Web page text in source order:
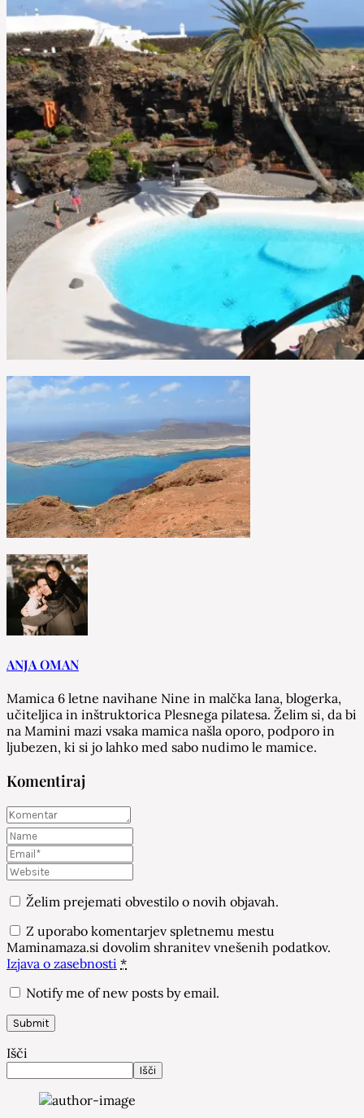
ANJA OMAN
Mamica 6 letne navihane Nine in malčka Iana, blogerka,
učiteljica in inštruktorica Plesnega pilatesa. Želim si, da bi
na Mamini mazi vsaka mamica našla oporo, podporo in
ljubezen, ki si jo lahko med sabo nudimo le mamice.
Komentiraj
Želim prejemati obvestilo o novih objavah.
Z uporabo komentarjev spletnemu mestu
Maminamaza.si dovolim shranitev vnešenih podatkov.
Izjava o zasebnosti *
Notify me of new posts by email.
Išči
Išči